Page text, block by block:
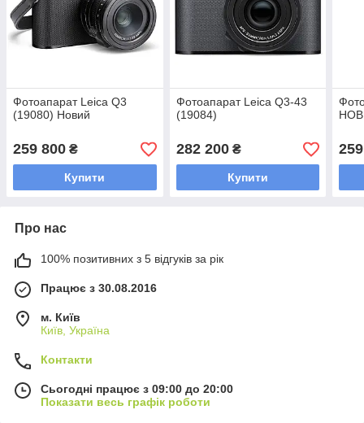
Фотоапарат Leica Q3
(19080) Новий
259 800 ₴
Купити
Фотоапарат Leica Q3-43
(19084)
282 200₴
Купити
Про нас
100% позитивних з 5 відгуків за рік
Працює з 30.08.2016
м. Київ
Київ, Україна
Контакти
Сьогодні працює з 09:00 до 20:00
Показати весь графік роботи